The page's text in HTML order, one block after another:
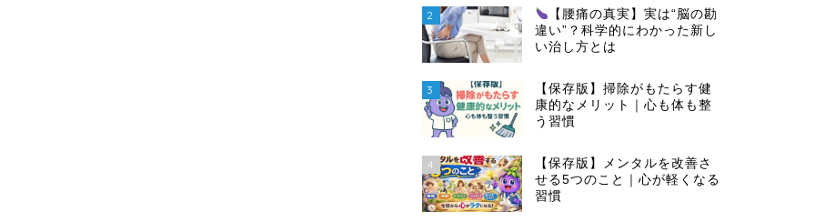
2
【腰痛の真実】実は“脳の勘
違い”？科学的にわかった新し
い治し方とは
3
【保存版】掃除がもたらす健
康的なメリット｜心も体も整
う習慣
4
【保存版】メンタルを改善さ
せる5つのこと｜心が軽くなる
習慣